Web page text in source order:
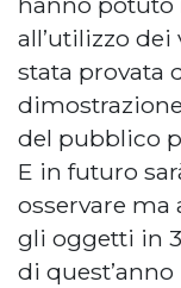
all’utilizzo dei
stata provata
del pubblico
E in futuro
osservare ma
gli oggetti in
di